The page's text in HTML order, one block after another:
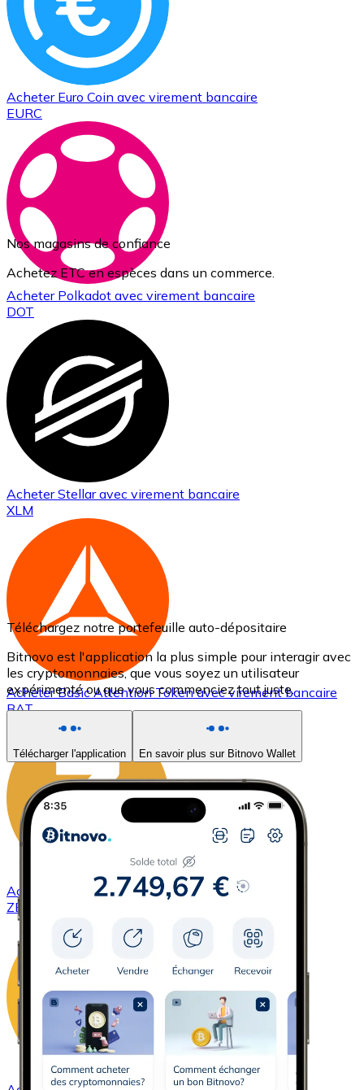
Acheter Euro Coin avec virement bancaire
EURC
Acheter Polkadot avec virement bancaire
DOT
AcheterStellaravec virement bancaire
XLM
AcheterBasic Attention Tokenavec virement bancaire
BAT
Acheter ZCashavec virement bancaire
ZEC
Nos magasins de confiance
Achetez ETC en espèces dans un commerce.
Téléchargez notre portefeuille auto-dépositaire
Bitnovo est l'application la plus simple pour interagir avec
les cryptomonnaies, que vous soyez un utilisateur
expérimenté ou que vous commenciez tout juste.
Télécharger l'application En savoir plus sur Bitnovo Wallet